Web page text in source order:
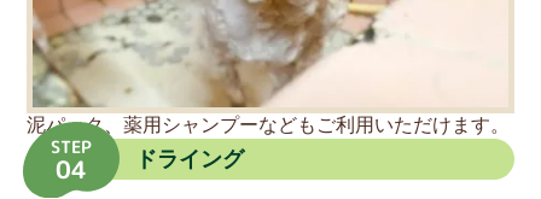
泥パック、薬用シャンプーなどもご利用いただけます。
STEP
04 ドライング